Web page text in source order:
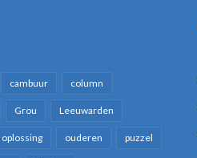
cambuur column
Grou Leeuwarden
oplossing ouderen puzzel